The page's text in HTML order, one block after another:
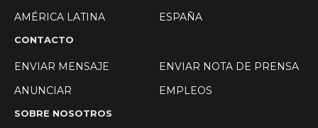
AMÉRICA LATINA
ESPAÑA
CONTACTO
ENVIAR MENSAJE
ENVIAR NOTA DE PRENSA
ANUNCIAR
EMPLEOS
SOBRE NOSOTROS